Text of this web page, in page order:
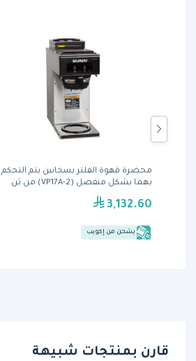
محضرة قهوة الفلتر بسخانين يتم التحكم
بهما بشكل منفصل (VP17A-2) من بَن
3,132.60
يشحن من إكويب
قارن بمنتجات شبيهة